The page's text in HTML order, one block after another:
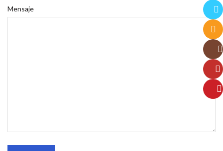
Mensaje
Email